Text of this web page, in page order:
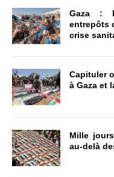
Gaza :
entrepôts
crise
Capituler
à Gaza et
Mille
au-delà